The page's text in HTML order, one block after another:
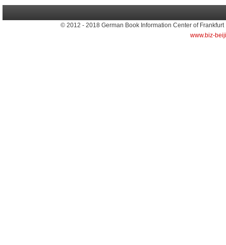
© 2012 - 2018 German Book Information Center of Frankfurt
www.biz-